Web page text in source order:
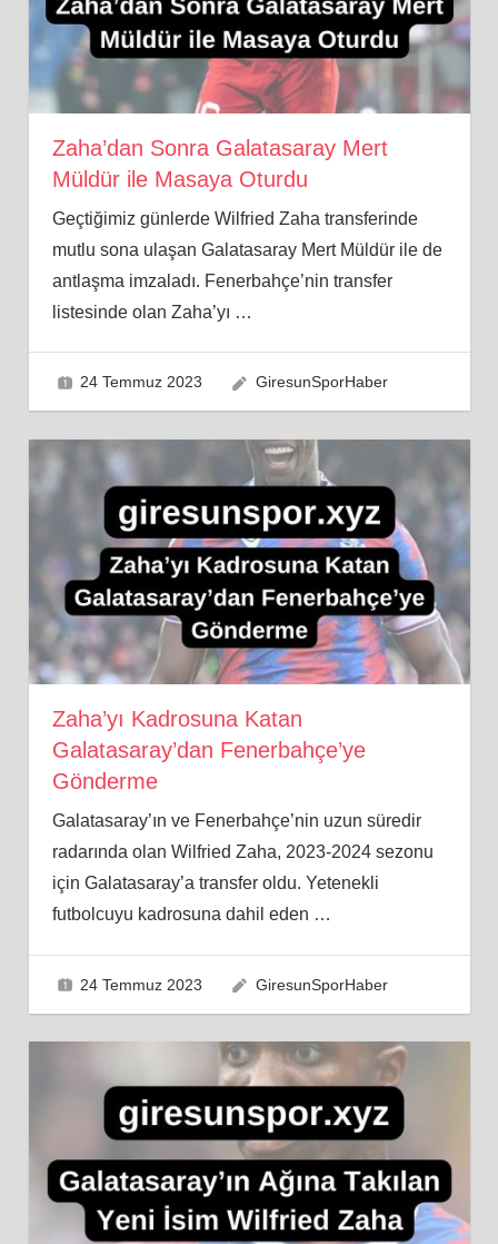
Zaha’dan Sonra Galatasaray Mert
Müldür ile Masaya Oturdu
Geçtiğimiz günlerde Wilfried Zaha transferinde
mutlu sona ulaşan Galatasaray Mert Müldür ile de
antlaşma imzaladı. Fenerbahçe’nin transfer
listesinde olan Zaha’yı …
24 Temmuz 2023 GiresunSporHaber
Zaha’yı Kadrosuna Katan
Galatasaray’dan Fenerbahçe’ye
Gönderme
Galatasaray’ın ve Fenerbahçe’nin uzun süredir
radarında olan Wilfried Zaha, 2023-2024 sezonu
için Galatasaray’a transfer oldu. Yetenekli
futbolcuyu kadrosuna dahil eden …
24 Temmuz 2023 GiresunSporHaber